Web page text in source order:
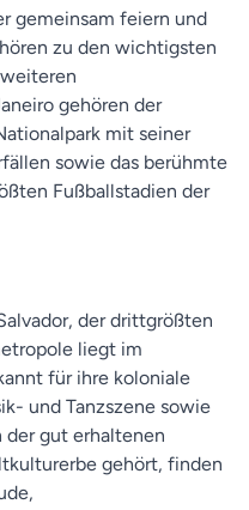
gemeinsam feiern und
zu den wichtigsten
gehören der
mit seiner
sowie das berühmte
Fußballstadien der
der drittgrößten
liegt im
für ihre koloniale
und Tanzszene sowie
der gut erhaltenen
gehört, finden